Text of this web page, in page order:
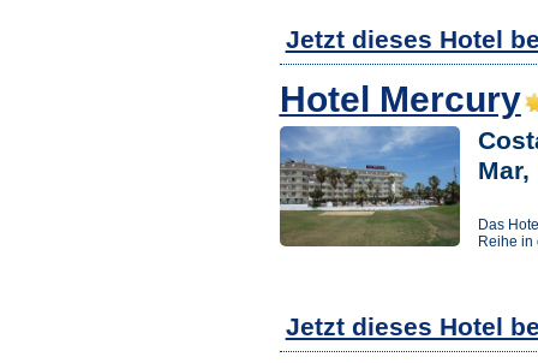
Jetzt dieses Hotel
Hotel Mercury
Das
Reihe in
Jetzt dieses Hotel